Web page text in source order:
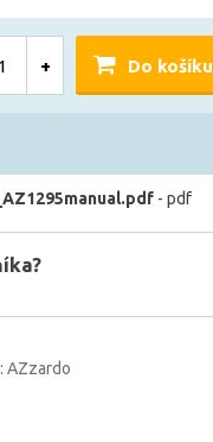
+ Do košíku
- pdf
AZzardo